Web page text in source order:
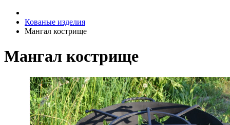
Кованые изделия
Мангал кострище
Мангал кострище